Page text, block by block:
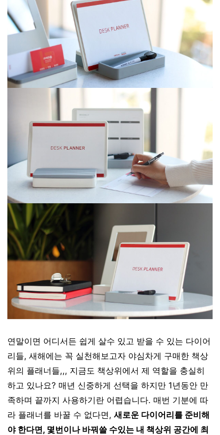
연말이면 어디서든 쉽게 살수 있고 받을 수 있는 다이어
리들, 새해에는 꼭 실천해보고자 야심차게 구매한 책상
위의 플래너들,,, 지금도 책상위에서 제 역할을 충실히
하고 있나요? 매년 신중하게 선택을 하지만 1년동안 만
족하며 끝까지 사용하기란 어렵습니다. 매번 기분에 따
라 플래너를 바꿀 수 없다면, 새로운 다이어리를 준비해
야 한다면, 몇번이나 바꿔쓸 수있는 내 책상위 공간에 최